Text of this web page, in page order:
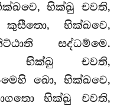
භික්ඛු චවති,
කුසීතො, භික්ඛවෙ,
සද්ධම්මෙ.
භික්ඛු චවති,
ඛො, භික්ඛවෙ,
භික්ඛු චවති,